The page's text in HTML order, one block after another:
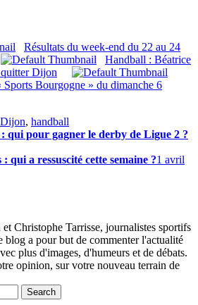
Résultats du week-end du 22 au 24
Handball : Béatrice
Dijon
Sports Bourgogne » du dimanche 6
Dijon, handball
: qui pour gagner le derby de Ligue 2 ?
qui a ressuscité cette semaine ?1 avril
Christophe Tarrisse, journalistes sportifs
blog a pour but de commenter l'actualité
plus d'images, d'humeurs et de débats.
opinion, sur votre nouveau terrain de